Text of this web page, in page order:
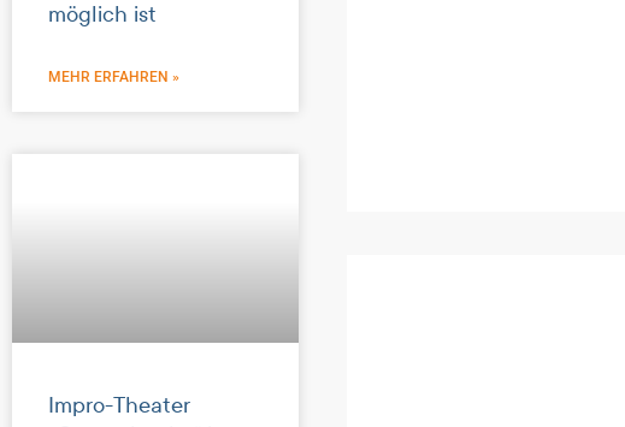
möglich ist
MEHR ERFAHREN »
Impro-Theater